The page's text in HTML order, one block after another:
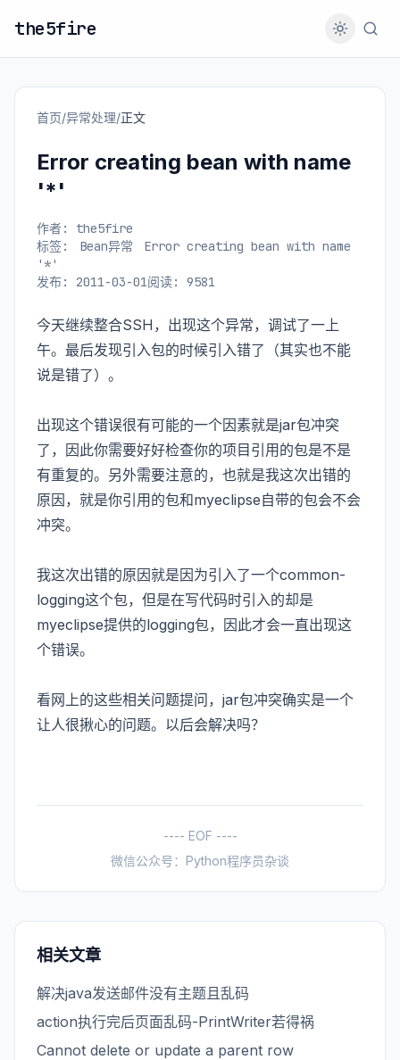
the5fire
首页/异常处理/正文
Error creating bean with name
'*'
作者: the5fire
标签:
Bean异常
Error creating bean with name
'*'
发布: 2011-03-01阅读: 9581
今天继续整合SSH，出现这个异常，调试了一上
午。最后发现引入包的时候引入错了（其实也不能
说是错了）。
出现这个错误很有可能的一个因素就是jar包冲突
了，因此你需要好好检查你的项目引用的包是不是
有重复的。另外需要注意的，也就是我这次出错的
原因，就是你引用的包和myeclipse自带的包会不会
冲突。
我这次出错的原因就是因为引入了一个common-
logging这个包，但是在写代码时引入的却是
myeclipse提供的logging包，因此才会一直出现这
个错误。
看网上的这些相关问题提问，jar包冲突确实是一个
让人很揪心的问题。以后会解决吗？
---- EOF ----
微信公众号：Python程序员杂谈
相关文章
解决java发送邮件没有主题且乱码
action执行完后页面乱码-PrintWriter若得祸
Cannot delete or update a parent row